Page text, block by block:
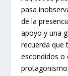
pasa
de la
apoyo y una
recuerda que
escondidos o